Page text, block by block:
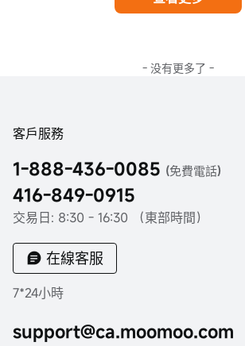
- 没有更多了 -
客戶服務
1-888-436-0085 (免費電話)
416-849-0915
交易日: 8:30 - 16:30 （東部時間）
在線客服
7*24小時
support@ca.moomoo.com